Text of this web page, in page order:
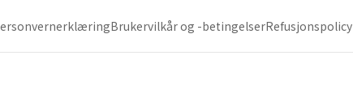
Brukervilkår og -betingelserRefusjonspolicy